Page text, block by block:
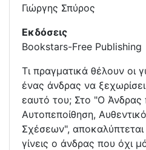
Γιώργης Σπύρος
Εκδόσεις
Bookstars-Free Publishing
Τι πραγματικά θέλουν οι
ένας άνδρας να
εαυτό του; Στο "Ο Άνδρας
Αυτοπεποίθηση,
Σχέσεων",
γίνεις ο άνδρας που όχι